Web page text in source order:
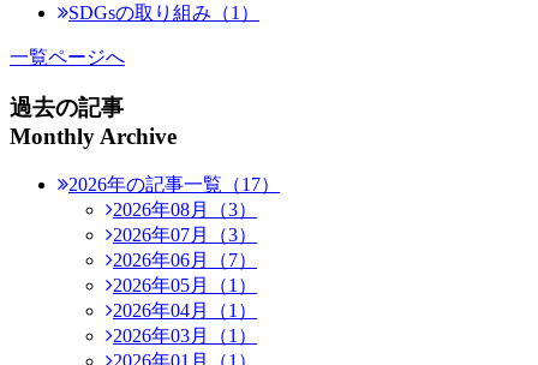
SDGsの取り組み（1）
一覧ページへ
過去の記事
Monthly Archive
2026年の記事一覧（17）
2026年08月（3）
2026年07月（3）
2026年06月（7）
2026年05月（1）
2026年04月（1）
2026年03月（1）